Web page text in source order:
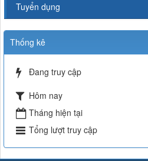
Tuyển dụng
Thống kê
Đang truy cập
Hôm nay
Tháng hiện tại
Tổng lượt truy cập